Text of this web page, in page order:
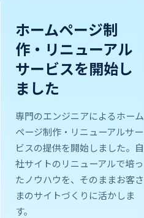
ホームページ制
作・リニューアル
サービスを開始し
ました
専門のエンジニアによるホーム
ページ制作・リニューアルサー
ビスの提供を開始しました。自
社サイトのリニューアルで培っ
たノウハウを、そのままお客さ
まのサイトづくりに活かしま
す。